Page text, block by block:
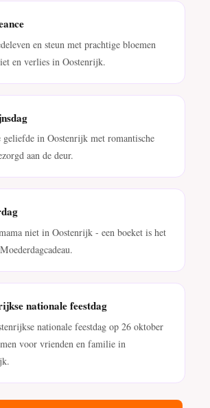
en steun met prachtige bloemen
en verlies in Oostenrijk.
geliefde in Oostenrijk met romantische
aan de deur.
niet in Oostenrijk - een boeket is het
nationale feestdag
nationale feestdag op 26 oktober
voor vrienden en familie in